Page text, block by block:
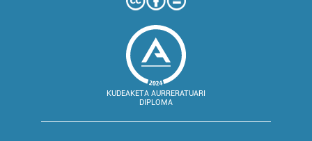
KUDEAKETA AURRERATUARI
DIPLOMA